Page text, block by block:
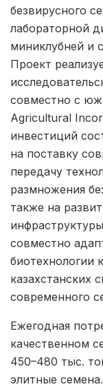
безвирусного
лабораторной
миниклубней и
Проект
совместно с
Agricultural
инвестиций
на поставку
передачу
размножения
также на
совместно
биотехнологии
казахстанских
современного
Ежегодная
качественном
450–480 тыс.
элитные